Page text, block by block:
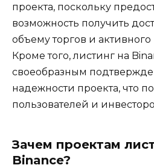
проекта‚ поскольку
возможность получить
объему торгов и
Кроме того‚ листинг на
своеобразным
надежности проекта‚ что
пользователей и
Зачем проектам
Binance?​